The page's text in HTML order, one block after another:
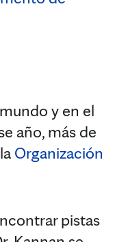
y en el
año, más de
Organización
pistas